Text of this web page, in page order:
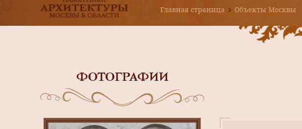
Главная страница Объекты Москвы
ФОТОГРАФИИ